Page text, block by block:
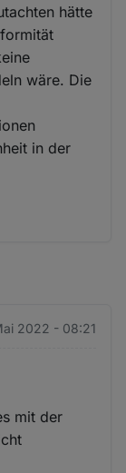
hätte
wäre. Die
in der
2022 - 08:21
mit der